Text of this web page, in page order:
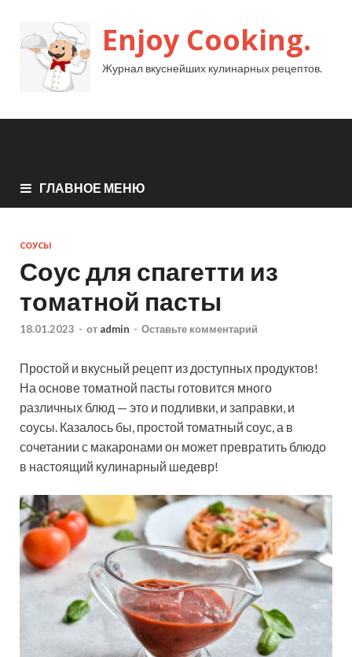
Enjoy Cooking.
Журнал вкуснейших кулинарных рецептов.
ГЛАВНОЕ МЕНЮ
СОУСЫ
Соус для спагетти из
томатной пасты
18.01.2023 - от admin - Оставьте комментарий
Простой и вкусный рецепт из доступных продуктов!
На основе томатной пасты готовится много
различных блюд — это и подливки, и заправки, и
соусы. Казалось бы, простой томатный соус, а в
сочетании с макаронами он может превратить блюдо
в настоящий кулинарный шедевр!